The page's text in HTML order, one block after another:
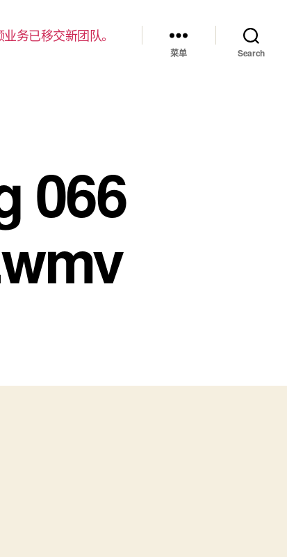
务已移交新团队。
菜单 Search
066